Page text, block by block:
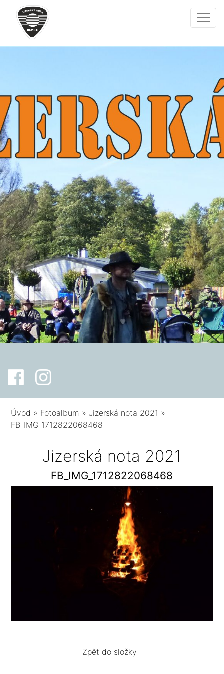
Úvod » Fotoalbum » Jizerská nota 2021 »
FB_IMG_1712822068468
Jizerská nota 2021
FB_IMG_1712822068468
Zpět do složky